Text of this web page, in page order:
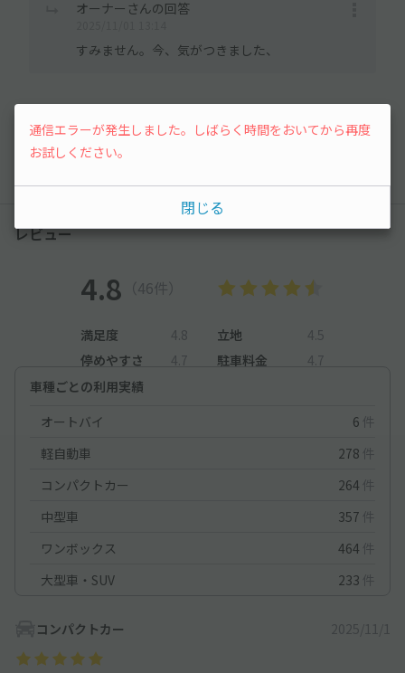
オーナーさんの回答
すみません。今、気がつきました、
もっと見る
レビュー
4.8 （46件）
満足度 4.8 立地
4.5
停めやすさ
4.7 駐車料金
4.7
車種ごとの利用実績
オートバイ
6 件
軽自動車
278 件
コンパクトカー
264 件
中型車
357 件
ワンボックス
464 件
大型車・SUV
233 件
コンパクトカー 2025/11/1
通信エラーが発生しました。しばらく時間をおいてから再度
お試しください。
閉じる